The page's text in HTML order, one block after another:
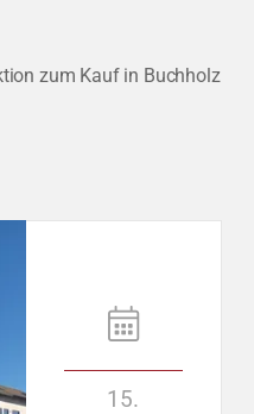
zum Kauf in Buchholz
15.